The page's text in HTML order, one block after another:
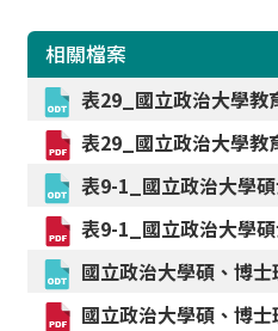
相關檔案
表29_國立政治大學教
表29_國立政治大學教
表9-1_國立政治大學
表9-1_國立政治大學
國立政治大學碩、博
國立政治大學碩、博